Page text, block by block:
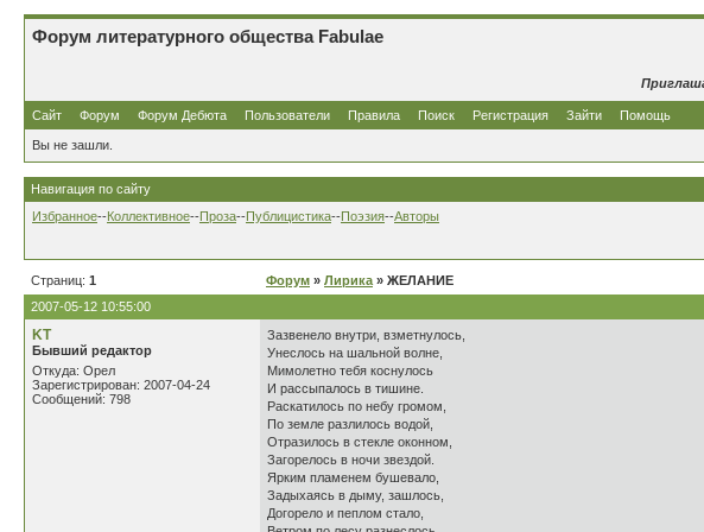
Форум литературного общества Fabulae
Сайт Форум Форум Дебюта Пользователи Правила Поиск Регистрация Зайти Помощь
Вы не зашли.
Навигация по сайту
Избранное--Коллективное--Проза--Публицистика--Поэзия--Авторы
Страниц: 1 Форум » Лирика » ЖЕЛАНИЕ
2007-05-12 10:55:00
KT
Бывший редактор
Откуда: Орел
Зарегистрирован: 2007-04-24
Сообщений: 798
Зазвенело внутри, взметнулось,
Унеслось на шальной волне,
Мимолетно тебя коснулось
И рассыпалось в тишине.
Раскатилось по небу громом,
По земле разлилось водой,
Отразилось в стекле оконном,
Загорелось в ночи звездой.
Ярким пламенем бушевало,
Задыхаясь в дыму, зашлось,
Догорело и пеплом стало,